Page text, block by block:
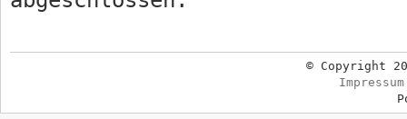
© Copyright
Impressum